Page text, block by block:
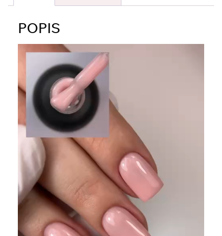
POPIS